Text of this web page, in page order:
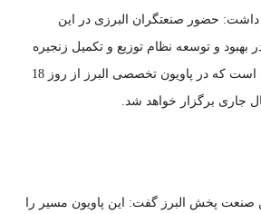
داشت: حضور صنعتگران البرزی در این
بهبود و توسعه نظام توزیع و تکمیل زنجیره
عرضه محصولات استانی است که در پاویون تخصصی البرز از روز 18
صنعت پخش البرز گفت: این پاویون مسیر را